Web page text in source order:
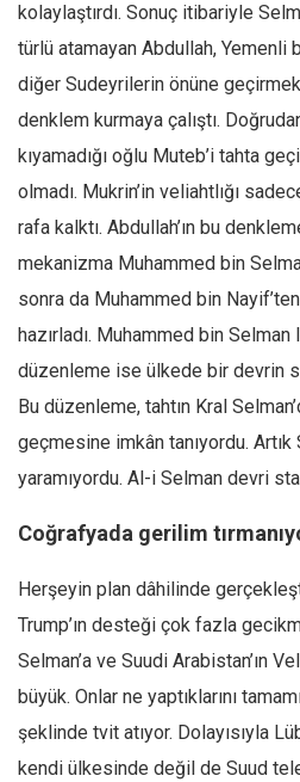
kolaylaştırdı. Sonuç itibariyle
türlü atamayan Abdullah, Yemenli
diğer Sudeyrilerin önüne
denklem kurmaya çalıştı.
kıyamadığı oğlu Muteb’i tahta
olmadı. Mukrin’in veliahtlığı
rafa kalktı. Abdullah’ın bu
mekanizma Muhammed bin
sonra da Muhammed bin
hazırladı. Muhammed bin Selman
düzenleme ise ülkede bir devrin
Bu düzenleme, tahtın Kral
geçmesine imkân tanıyordu.
yaramıyordu. Al-i Selman devri
Coğrafyada gerilim
Herşeyin plan dâhilinde
Trump’ın desteği çok fazla
Selman’a ve Suudi Arabistan’ın
büyük. Onlar ne yaptıklarını
şeklinde tvit atıyor. Dolayısıyla
kendi ülkesinde değil de Suud